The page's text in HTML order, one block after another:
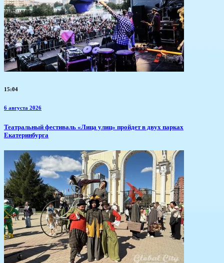
15:04
6 августа 2026
​Театральный фестиваль «Лица улиц» пройдет в двух парках
Екатеринбурга